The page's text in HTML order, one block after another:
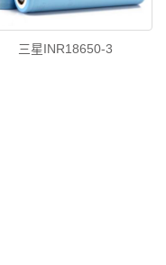
三星INR18650-3